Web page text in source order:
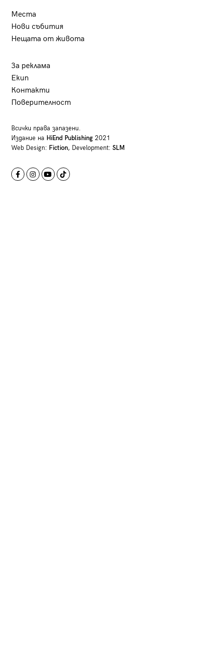
Места
Нови събития
Нещата от живота
За реклама
Екип
Контакти
Поверителност
Всички права запазени.
Издание на HiEnd Publishing2021
Web Design: Fiction, Development: SLM